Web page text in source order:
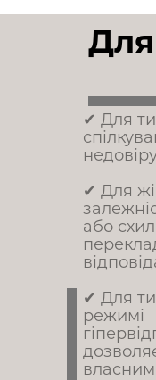
✔ Для
✔ Для
або
✔ Для
режимі